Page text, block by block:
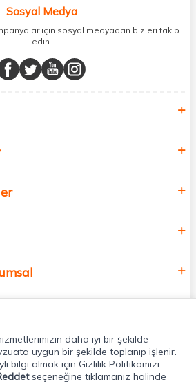
uygun fiyat ve hızlı kargo avantajıyla
deneyiminizi en iyi hale getiriyoruz.
için aradığınız her şey burada!
katmak için bize katılın!
Sosyal Medya
için sosyal medyadan bizleri takip
edin.
daha iyi bir şekilde
uygun bir şekilde toplanıp işlenir.
bilgi almak için Gizlilik Politikamızı
seçeneğine tıklamanız halinde